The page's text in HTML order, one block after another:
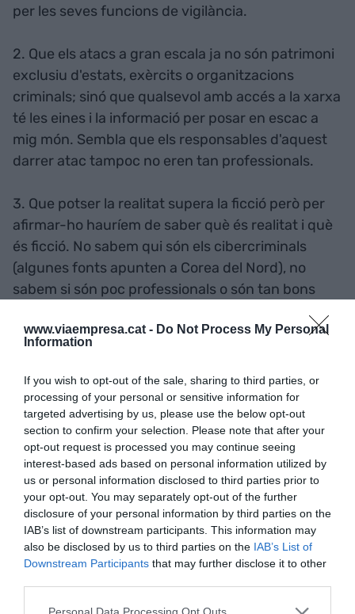
www.viaempresa.cat - Do Not Process My Personal
Information
If you wish to opt-out of the sale, sharing to third parties, or
processing of your personal or sensitive information for
targeted advertising by us, please use the below opt-out
section to confirm your selection. Please note that after your
opt-out request is processed you may continue seeing
interest-based ads based on personal information utilized by
us or personal information disclosed to third parties prior to
your opt-out. You may separately opt-out of the further
disclosure of your personal information by third parties on the
IAB’s list of downstream participants. This information may
also be disclosed by us to third parties on the IAB’s List of
Downstream Participants that may further disclose it to other
Personal Data Processing Opt Outs
per les seves funcions de vigilància.
2. Que els atacs a gran escala ja no són patrimoni
exclusiu d'estats, exèrcits o organitzacions
criminals; sinó que qualsevol amb accés a la xarxa
té les eines i la informació per posar en escac a
mig món. Sembla que els responsables d'aquest
darrer atac tampoc no eren tan professionals.
3. Que potser la realitat supera la ficció però per
afirmar-ho hauríem de saber què és realitat i què
és ficció. No sabem qui són els cibercriminals
(algunes fonts apunten a Corea del Nord), no
sabem si són poc professionals o són tan bons
ja que moltes empreses i organitzacions no ho fan
com a pena de Twitter.
4. Que empreses com Telefónica (Telefónica!)
tenen ordinadors amb versions antigues de
Windows que ningú s'havia preocupat
d'actualitzar quan tothom sabia que les
vulnerabilitats eren públiques i que un atac
només era qüestió de temps. La seva negligència
va posar en perill altres empreses clientes seves
encomanant-los el programari maliciós.
5. Que altres grans empreses i organitzacions